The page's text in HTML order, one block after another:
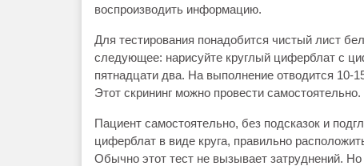
воспроизводить информацию.
Для тестирования понадобится чистый лист
следующее: нарисуйте круглый циферблат с
пятнадцати два. На выполнение отводится 10-
Этот скрининг можно провести самостоятельно.
Пациент самостоятельно, без подсказок и
циферблат в виде круга, правильно
Обычно этот тест не вызывает затруднений.